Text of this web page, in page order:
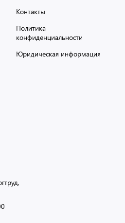
Контакты
Политика
конфиденциальности
Юридическая информация